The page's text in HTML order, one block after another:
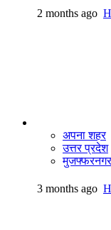
2 months ago
अपना शहर
उत्तर प्रदेश
मुजफ्फरनगर
3 months ago